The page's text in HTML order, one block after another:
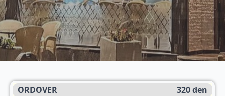
ORDOVER 320 den